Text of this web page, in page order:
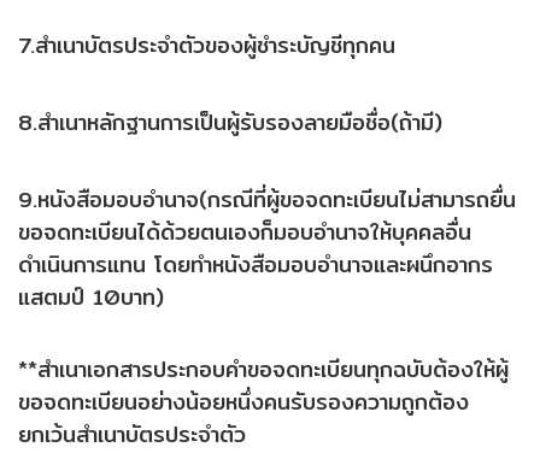
7.สำเนาบัตรประจำตัวของผู้ชำระบัญชีทุกคน
8.สำเนาหลักฐานการเป็นผู้รับรองลายมือชื่อ(ถ้ามี)
9.หนังสือมอบอำนาจ(กรณีที่ผู้ขอจดทะเบียนไม่สามารถยื่น
ขอจดทะเบียนได้ด้วยตนเองก็มอบอำนาจให้บุคคลอื่น
ดำเนินการแทน โดยทำหนังสือมอบอำนาจและผนึกอากร
แสตมป์ 10บาท)
**สำเนาเอกสารประกอบคำขอจดทะเบียนทุกฉบับต้องให้ผู้
ขอจดทะเบียนอย่างน้อยหนึ่งคนรับรองความถูกต้อง
ยกเว้นสำเนาบัตรประจำตัว